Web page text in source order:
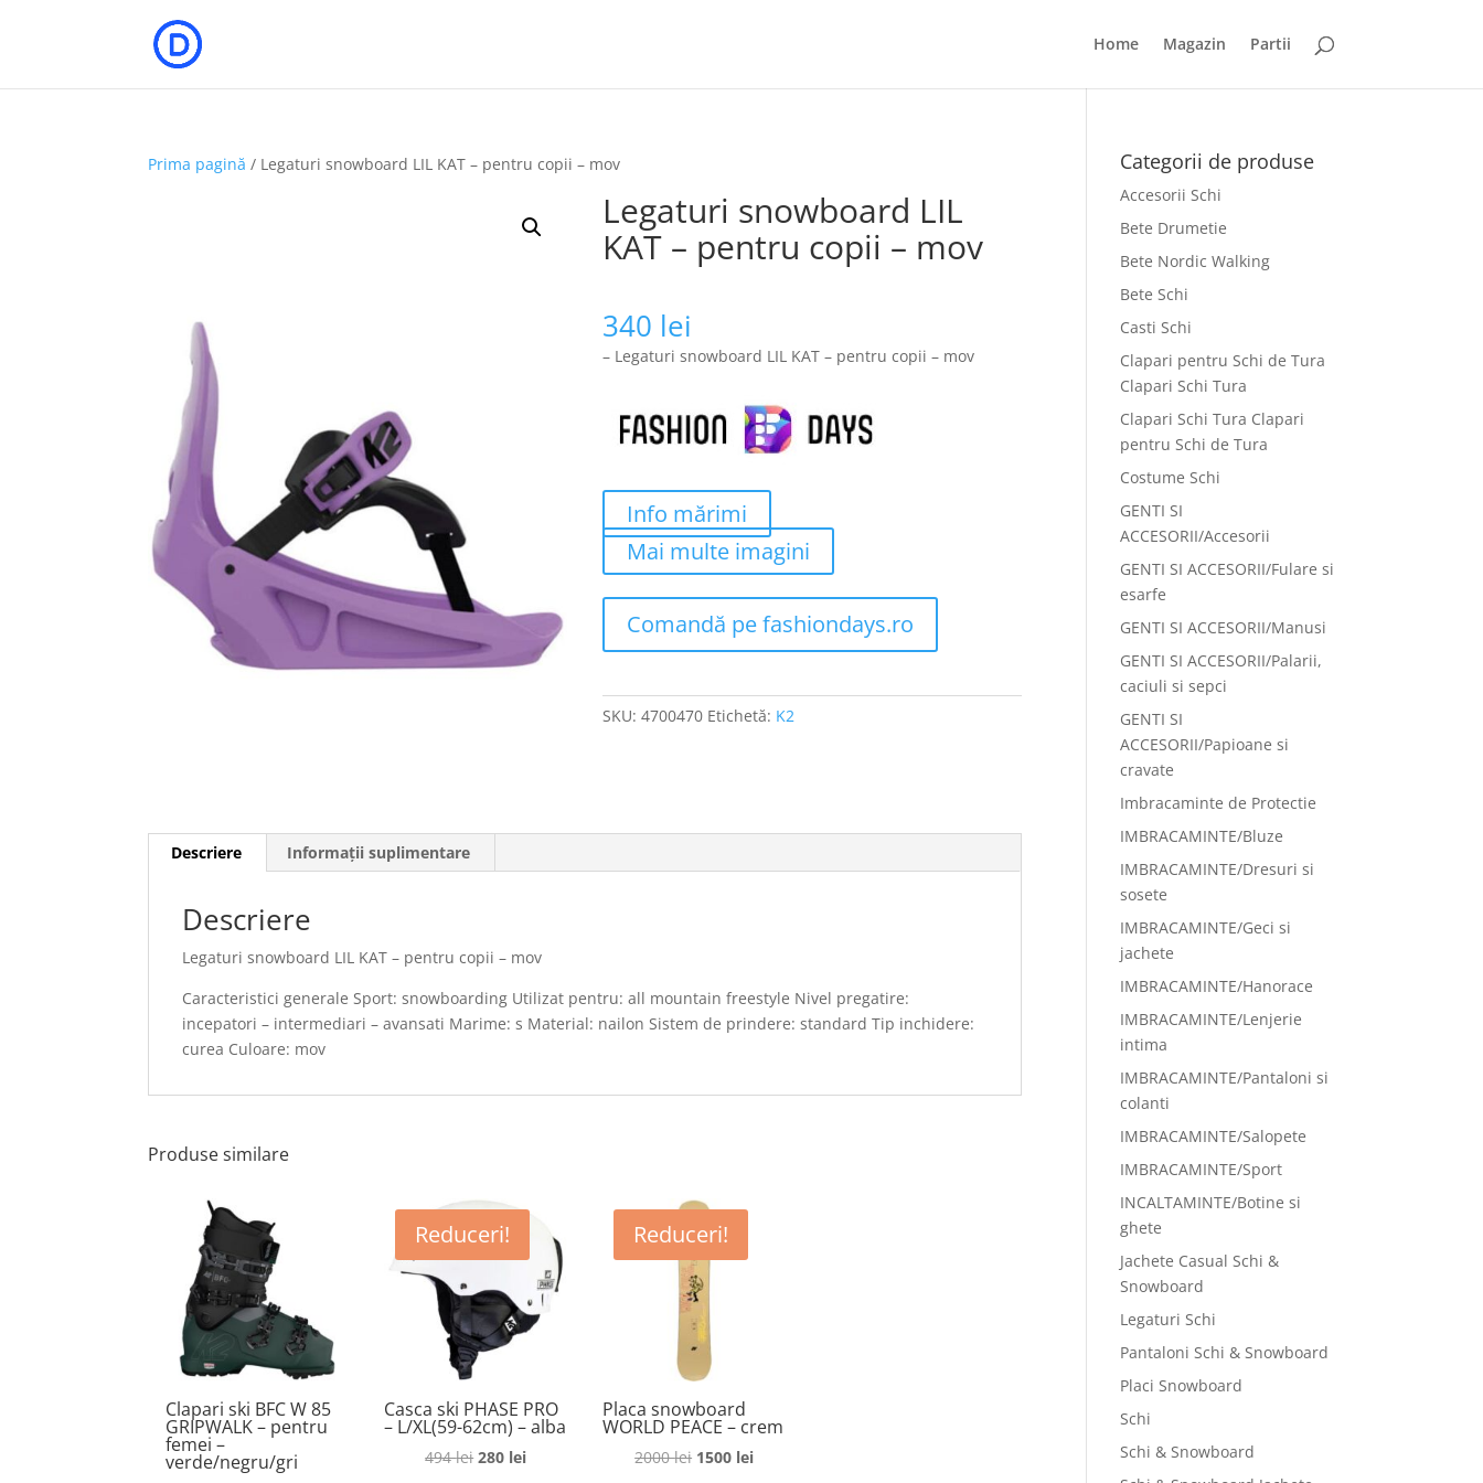
Home Magazin Partii
Prima pagină / Legaturi snowboard LIL KAT – pentru copii – mov
Legaturi snowboard LIL
KAT – pentru copii – mov
340 lei
– Legaturi snowboard LIL KAT – pentru copii – mov
Info mărimi
Mai multe imagini
Comandă pe fashiondays.ro
SKU:4700470 Etichetă: K2
Descriere Informații suplimentare
Descriere
Legaturi snowboard LIL KAT – pentru copii – mov
Caracteristici generale Sport: snowboarding Utilizat pentru: all mountain freestyle Nivel pregatire:
incepatori – intermediari – avansati Marime: s Material: nailon Sistem de prindere: standard Tip inchidere:
curea Culoare: mov
Produse similare
Clapari ski BFC W 85
GRIPWALK – pentru
femei –
verde/negru/gri
Reduceri!
Casca ski PHASE PRO
– L/XL(59-62cm) – alba
494leiPrețul
280 leiPrețul
Reduceri!
Placa snowboard
WORLD PEACE – crem
2000lei Prețul
1500 leiPrețul
Categorii de produse
Accesorii Schi
Bete Drumetie
Bete Nordic Walking
Bete Schi
Casti Schi
Clapari pentru Schi de Tura
Clapari Schi Tura
Clapari Schi Tura Clapari
pentru Schi de Tura
Costume Schi
GENTI SI
ACCESORII/Accesorii
GENTI SI ACCESORII/Fulare si
esarfe
GENTI SI ACCESORII/Manusi
GENTI SI ACCESORII/Palarii,
caciuli si sepci
GENTI SI
ACCESORII/Papioane si
cravate
Imbracaminte de Protectie
IMBRACAMINTE/Bluze
IMBRACAMINTE/Dresuri si
sosete
IMBRACAMINTE/Geci si
jachete
IMBRACAMINTE/Hanorace
IMBRACAMINTE/Lenjerie
intima
IMBRACAMINTE/Pantaloni si
colanti
IMBRACAMINTE/Salopete
IMBRACAMINTE/Sport
INCALTAMINTE/Botine si
ghete
Jachete Casual Schi &
Snowboard
Legaturi Schi
Pantaloni Schi & Snowboard
Placi Snowboard
Schi
Schi & Snowboard